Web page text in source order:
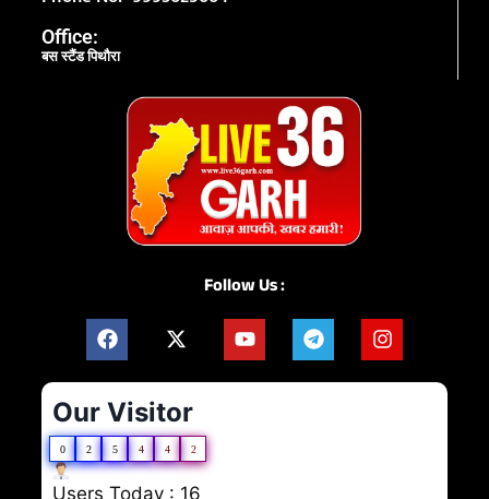
Office:
बस स्टैंड पिथौरा
Follow Us :
Our Visitor
0 2 5 4 4 2
Users Today : 16